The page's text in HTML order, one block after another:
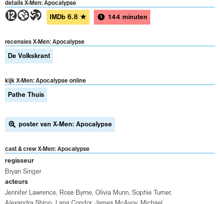
details X-Men: Apocalypse
4GT IMDb 6.8 ★ 144 minuten
recensies X-Men: Apocalypse
De Volkskrant
kijk X-Men: Apocalypse online
Pathe Thuis
poster van X-Men: Apocalypse
cast & crew X-Men: Apocalypse
regisseur
Bryan Singer
acteurs
Jennifer Lawrence, Rose Byrne, Olivia Munn, Sophie Turner,